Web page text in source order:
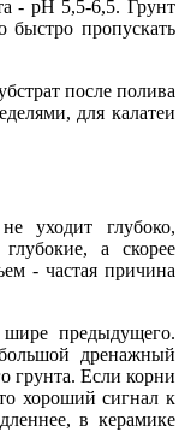
- pH 5,5-6,5. Грунт
быстро пропускать
после полива
для калатеи
уходит глубоко,
а скорее
- частая причина
предыдущего.
дренажный
грунта. Если корни
хороший сигнал к
в керамике